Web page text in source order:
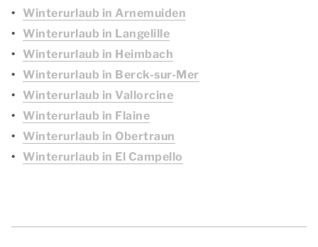
Winterurlaub in Arnemuiden
Winterurlaub in Langelille
Winterurlaub in Heimbach
Winterurlaub in Berck-sur-Mer
Winterurlaub in Vallorcine
Winterurlaub in Flaine
Winterurlaub in Obertraun
Winterurlaub in El Campello